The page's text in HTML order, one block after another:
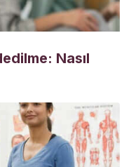
Nasıl